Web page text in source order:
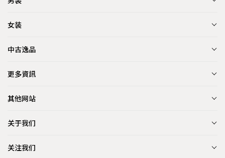
女装
中古逸品
更多資訊
其他网站
关于我们
关注我们